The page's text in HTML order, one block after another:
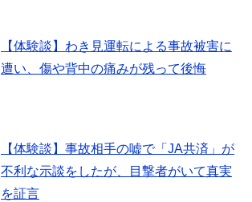
【体験談】わき見運転による事故被害に
遭い、傷や背中の痛みが残って後悔
【体験談】事故相手の嘘で「JA共済」が
不利な示談をしたが、目撃者がいて真実
を証言